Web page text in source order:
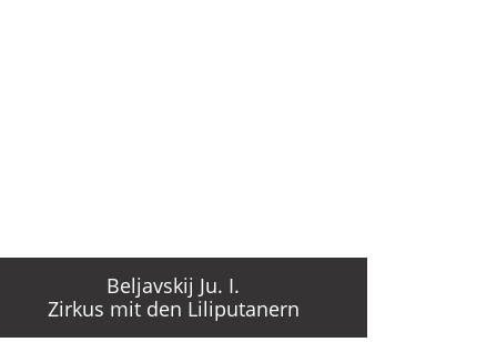
Beljavskij Ju. I.
Zirkus mit den Liliputanern